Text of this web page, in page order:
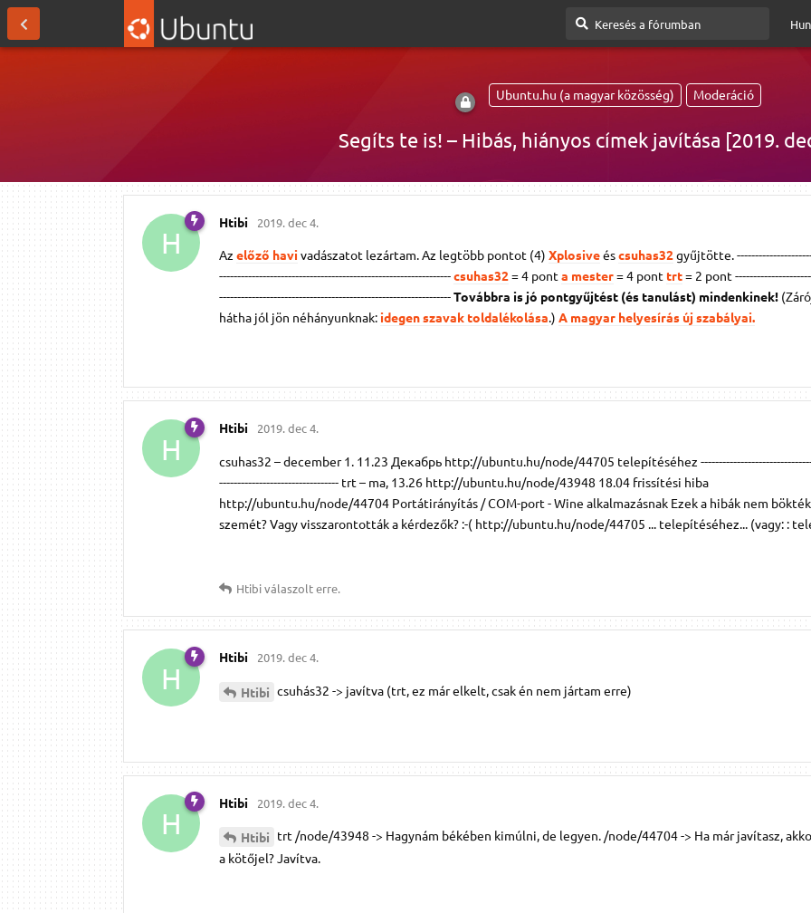
Ubuntu.hu (a magyar közösség) Moderáció
Segíts te is! – Hibás, hiányos címek javítása [2019.
H
Htibi 2019. dec 4.
Az előző havivadászatot lezártam. Az legtöbb pontot (4) Xplosiveéscsuhas32gyűjtötte.
----------------------------------------------------------------csuhas32= 4 pont a mester= 4 pont trt= 2 pont
----------------------------------------------------------------Továbbra is jó pontgyűjtést (és tanulást) mindenkinek!
hátha jól jön néhányunknak: idegen szavak toldalékolása.) A magyar helyesírás új szabályai.
H
Htibi 2019. dec 4.
csuhas32 – december 1. 11.23 Декабрь http://ubuntu.hu/node/44705 telepítéséhez
--------------------------------- trt – ma, 13.26 http://ubuntu.hu/node/43948 18.04 frissítési hiba
http://ubuntu.hu/node/44704 Portátirányítás / COM-port - Wine alkalmazásnak Ezek a hibák nem
szemét? Vagy visszarontották a kérdezők? :-( http://ubuntu.hu/node/44705 ... telepítéséhez... (vagy: :
Htibiválaszolt erre.
H
Htibi 2019. dec 4.
Htibi csuhás32 -> javítva (trt, ez már elkelt, csak én nem jártam erre)
H
Htibi 2019. dec 4.
Htibi trt /node/43948 -> Hagynám békében kimúlni, de legyen. /node/44704 -> Ha már javítasz,
a kötőjel? Javítva.